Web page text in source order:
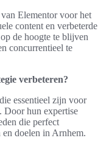
Elementor voor het
content en verbeterde
de hoogte te blijven
concurrentieel te
verbeteren?
essentieel zijn voor
Door hun expertise
die perfect
doelen in Arnhem.